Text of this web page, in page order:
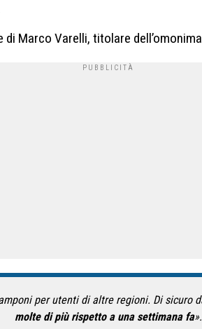
Marco Varelli, titolare
per utenti di altre regioni. Di sicuro
molte di più rispetto a una settimana fa».